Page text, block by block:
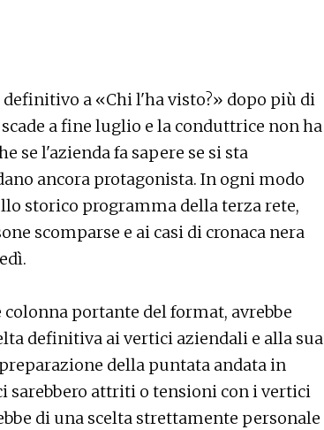
a «Chi l'ha visto?» dopo più di
a fine luglio e la conduttrice non ha
se l'azienda fa sapere se si sta
ancora protagonista. In ogni modo
storico programma della terza rete,
scomparse e ai casi di cronaca nera
portante del format, avrebbe
definitiva ai vertici aziendali e alla sua
della puntata andata in
sarebbero attriti o tensioni con i vertici
di una scelta strettamente personale